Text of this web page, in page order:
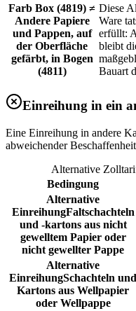
Farb Box (4819) ≠
Andere Papiere
und Pappen, auf
der Oberfläche
gefärbt, in Bogen
(4811)
Diese
Ware
erfüllt:
bleibt
Bauart
Einreihung in ein
Eine Einreihung in andere
abweichender
Alternative
Bedingung
Alternative
EinreihungFaltschachteln
und -kartons aus nicht
gewelltem Papier oder
nicht gewellter Pappe
Alternative
EinreihungSchachteln und
Kartons aus Wellpapier
oder Wellpappe